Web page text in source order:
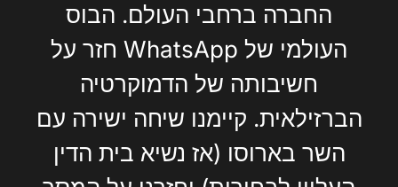
החברה ברחבי העולם. הבוס
העולמי של WhatsApp חזר על
חשיבותה של הדמוקרטיה
הברזילאית. קיימנו שיחה ישירה עם
השר בארוסו (אז נשיא בית הדין